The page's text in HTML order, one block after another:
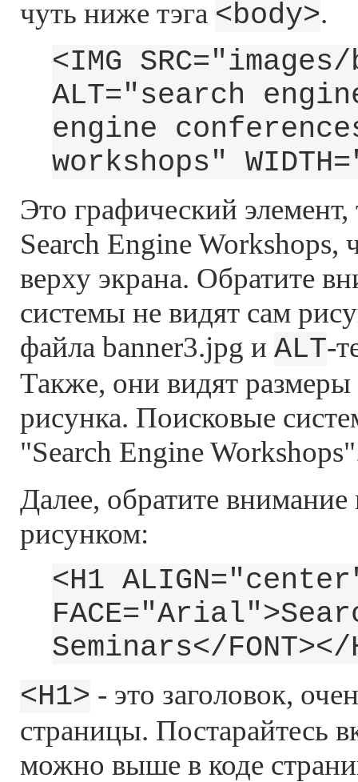
чуть ниже тэга <body>.
<IMG
ALT="search
engine
workshops"
Это графический элемент,
Search Engine Workshops,
верху экрана. Обратите
системы не видят сам
файла banner3.jpg и ALT-
Также, они видят
рисунка. Поисковые
"Search Engine
Далее, обратите
рисунком:
<H1
Seminars</FONT></
<H1> - это заголовок,
страницы. Постарайтесь
можно выше в коде